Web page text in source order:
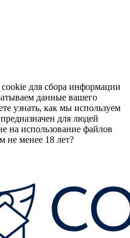
для сбора информации
данные вашего
узнать, как мы используем
для людей
на использование файлов
не менее 18 лет?